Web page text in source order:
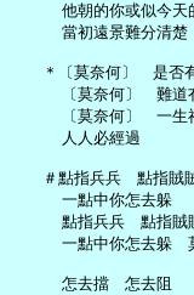
他朝的你或似今天
當初遠景難分清楚
＊〔莫奈何〕　是否
〔莫奈何〕　難道
〔莫奈何〕　一生
     人人必經過
＃點指兵兵　點指賊
     一點中你怎去躲
點指兵兵　點指賊
一點中你怎去躲　
     怎去擋　怎去阻